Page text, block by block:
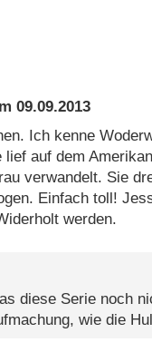
09.09.2013
Ich kenne
auf dem
verwandelt. Sie
Einfach toll!
werden.
diese Serie noch
wie die